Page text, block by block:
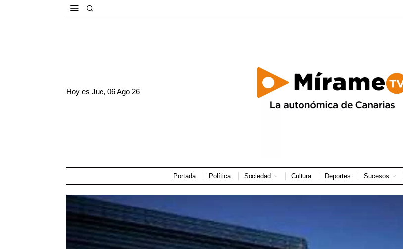
Hoy esJue, 06 Ago 26
Portada Política Sociedad Cultura Deportes Sucesos